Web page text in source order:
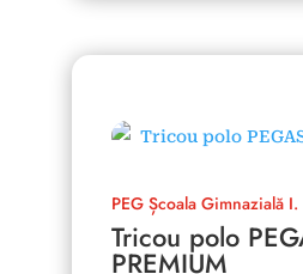
PEG Școala Gimnazială
Tricou polo
PREMIUM